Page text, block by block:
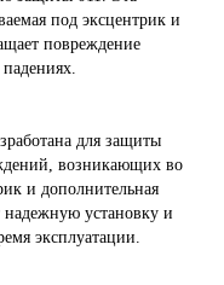
под эксцентрик и
повреждение
для защиты
возникающих во
и дополнительная
установку и
эксплуатации.